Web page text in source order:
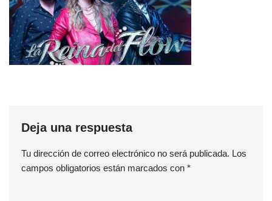
Deja una respuesta
Tu dirección de correo electrónico no será publicada. Los
campos obligatorios están marcados con *